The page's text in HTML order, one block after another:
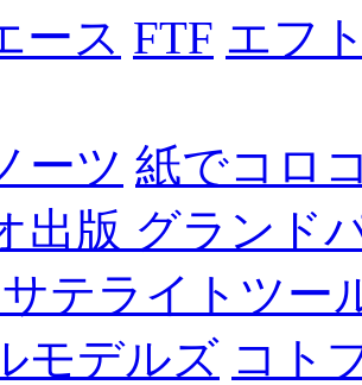
ース FTF エフ
ーツ 紙でコロ
出版 グランド
サテライトツー
モデルズ コト